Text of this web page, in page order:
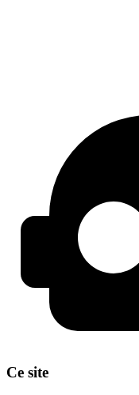
Ce site